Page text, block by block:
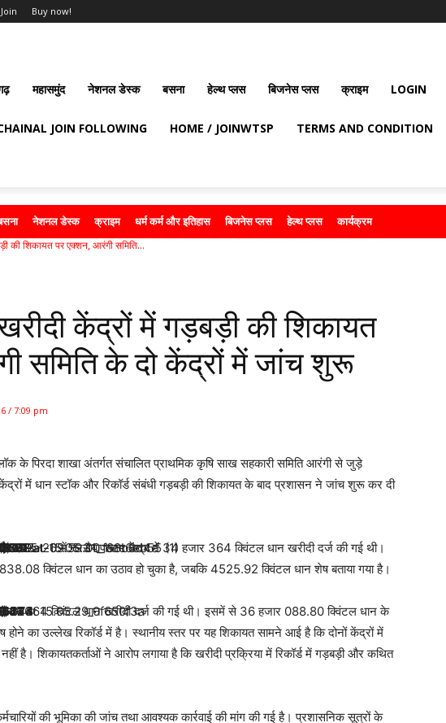
Buy now!
महासमुंद नेशनल डेस्क बसना हेल्थ प्लस बिजनेस प्लस क्राइम LOGIN
JOIN FOLLOWING HOME / JOINWTSP TERMS AND CONDITION
नेशनल डेस्क क्राइम धर्म कर्म और इतिहास बिजनेस प्लस हेल्थ प्लस कार्यक्रम
की शिकायत पर एक्शन, आरंगी समिति...
केंद्रों में गड़बड़ी की शिकायत
समिति के दो केंद्रों में जांच शुरू
/ 7:09 pm
के पिरदा शाखा अंतर्गत संचालित प्राथमिक कृषि साख सहकारी समिति आरंगी से जुड़े
में धान स्टॉक और रिकॉर्ड संबंधी गड़बड़ी की शिकायत के बाद प्रशासन ने जांच शुरू कर दी
2025-26 में नरसैयापल्लम केंद्र में 34 हजार 364 क्विंटल धान खरीदी दर्ज की गई थी।
क्विंटल धान का उठाव हो चुका है, जबकि 4525.92 क्विंटल धान शेष बताया गया है।
464 क्विंटल धान खरीदी दर्ज की गई थी। इसमें से 36 हजार 088.80 क्विंटल धान के
का उल्लेख रिकॉर्ड में है। स्थानीय स्तर पर यह शिकायत सामने आई है कि दोनों केंद्रों में
है। शिकायतकर्ताओं ने आरोप लगाया है कि खरीदी प्रक्रिया में रिकॉर्ड में गड़बड़ी और कथित
की भूमिका की जांच तथा आवश्यक कार्रवाई की मांग की गई है। प्रशासनिक सूत्रों के